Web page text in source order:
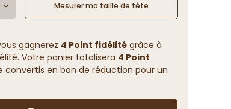
Mesurer ma taille de tête
gagnerez 4 Point fidélitégrâce à
Votre panier totalisera 4 Point
en bon de réduction pour un